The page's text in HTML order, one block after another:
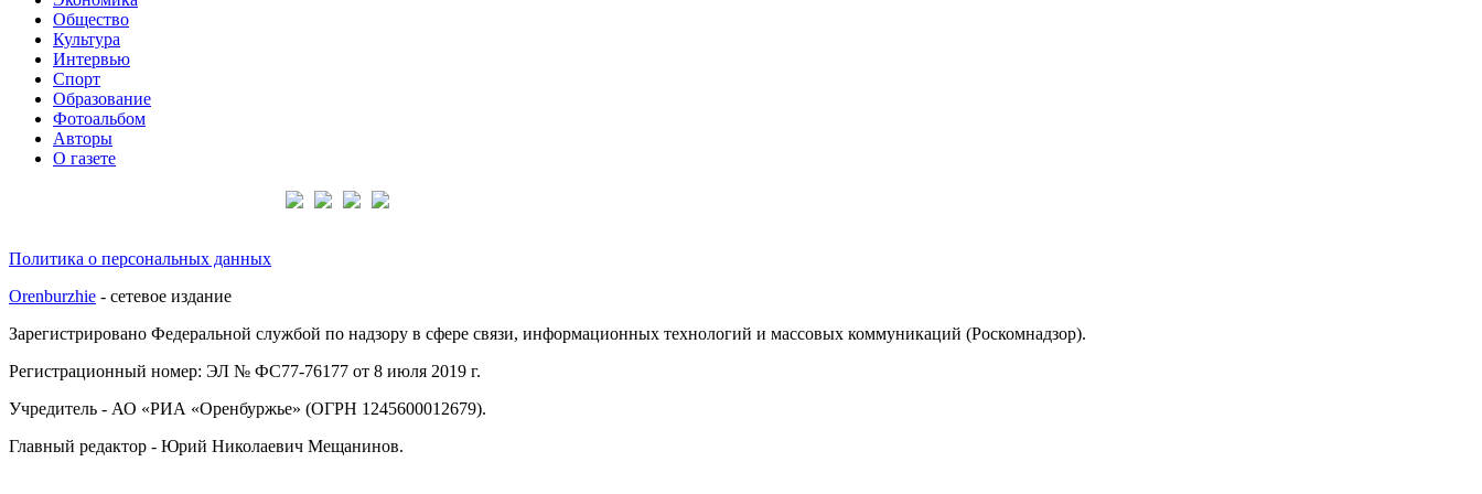
Общество
Культура
Интервью
Спорт
Образование
Фотоальбом
Авторы
О газете
Политика о персональных данных
Orenburzhie - сетевое издание
Зарегистрировано Федеральной службой по надзору в сфере связи, информационных технологий и массовых коммуникаций (Роскомнадзор).
Регистрационный номер: ЭЛ № ФС77-76177 от 8 июля 2019 г.
Учредитель - АО «РИА «Оренбуржье» (ОГРН 1245600012679).
Главный редактор - Юрий Николаевич Мещанинов.